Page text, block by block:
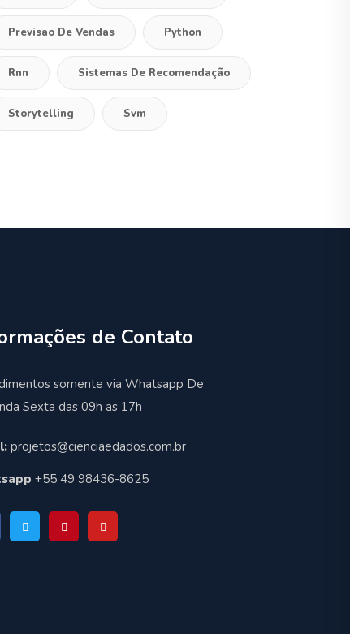
Previsao De Vendas Python
Rnn Sistemas De Recomendação
Storytelling Svm
de Contato
somente via Whatsapp De
Sexta das 09h as 17h
projetos@cienciaedados.com.br
+55 49 98436-8625